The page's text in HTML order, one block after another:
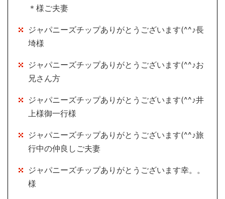
＊様ご夫妻
ジャパニーズチップありがとうございます(^^♪長
埼様
ジャパニーズチップありがとうございます(^^♪お
兄さん方
ジャパニーズチップありがとうございます(^^♪井
上様御一行様
ジャパニーズチップありがとうございます(^^♪旅
行中の仲良しご夫妻
ジャパニーズチップありがとうございます幸。。
様